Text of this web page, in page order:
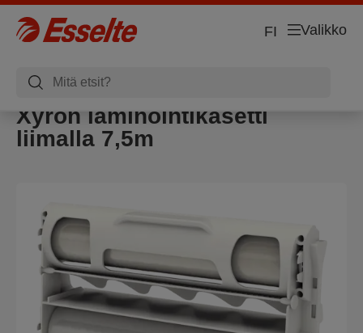
Valikko
FI
Xyron laminointikasetti
liimalla 7,5m